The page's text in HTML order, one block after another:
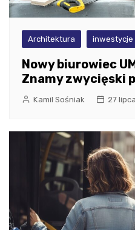
Architektura inwestycje
Nowy biurowiec
Znamy zwycięski
Kamil Sośniak 27